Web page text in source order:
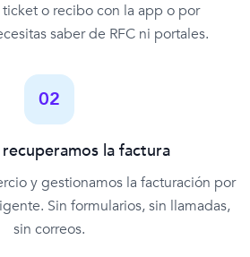
o recibo con la app o por
saber de RFC ni portales.
02
la factura
y gestionamos la facturación por
Sin formularios, sin llamadas,
sin correos.